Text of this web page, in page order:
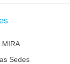
Sedes